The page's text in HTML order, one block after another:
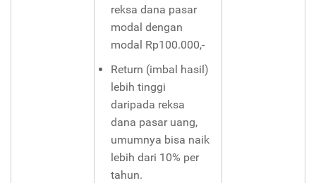
reksa dana pasar
modal dengan
modal Rp100.000,-
Return (imbal hasil)
lebih tinggi
daripada reksa
dana pasar uang,
umumnya bisa naik
lebih dari 10% per
tahun.